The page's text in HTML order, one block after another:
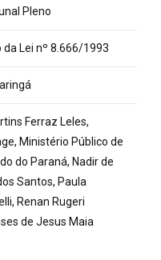
Pleno
da Lei nº 8.666/1993
Ferraz Leles,
Ministério Público de
do Paraná, Nadir de
Santos, Paula
Renan Rugeri
de Jesus Maia